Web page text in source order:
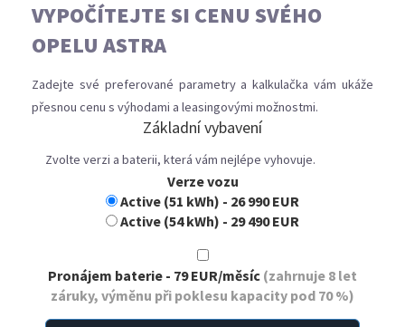
VYPOČÍTEJTE SI CENU SVÉHO
OPELU ASTRA
Zadejte své preferované parametry a kalkulačka vám ukáže
přesnou cenu s výhodami a leasingovými možnostmi.
Základní vybavení
Zvolte verzi a baterii, která vám nejlépe vyhovuje.
Verze vozu
Active (51 kWh) - 26 990 EUR
Active (54 kWh) - 29 490 EUR
Pronájem baterie - 79 EUR/měsíc (zahrnuje 8 let
záruky, výměnu při poklesu kapacity pod 70 %)